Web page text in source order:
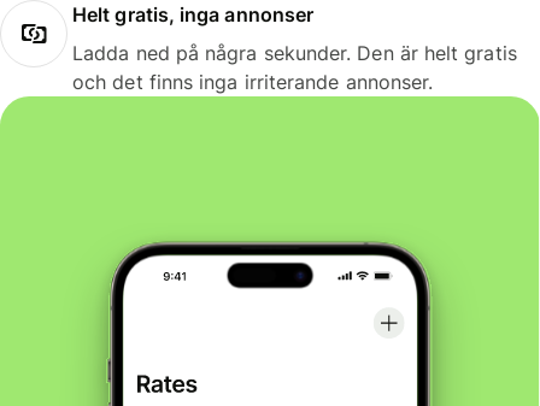
Helt gratis, inga annonser
Ladda ned på några sekunder. Den är helt gratis
och det finns inga irriterande annonser.